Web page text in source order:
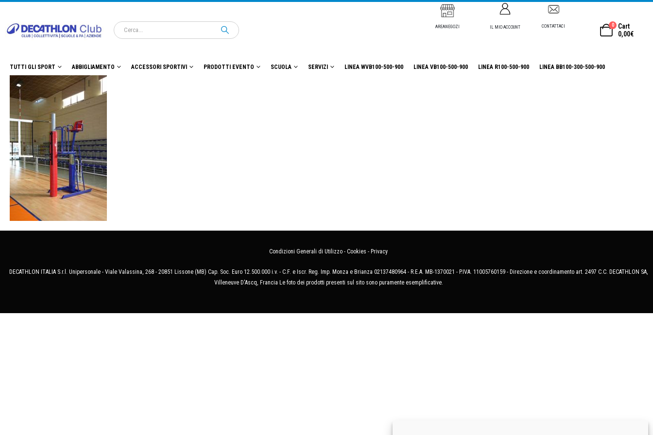
AREANEGOZI IL MIO ACCOUNT CONTATTACI 0
Cart
0,00€
TUTTI GLI SPORT ABBIGLIAMENTO ACCESSORI SPORTIVI PRODOTTI EVENTO SCUOLA SERVIZI LINEA WVB100-500-900 LINEA VB100-500-900 LINEA R100-500-900 LINEA BB100-300-500-900
Condizioni Generali di Utilizzo - Cookies - Privacy
DECATHLON ITALIA S.r.l. Unipersonale - Viale Valassina, 268 - 20851 Lissone (MB) Cap. Soc. Euro 12.500.000 i.v. - C.F. e Iscr. Reg. Imp. Monza e Brianza 02137480964 - R.E.A. MB-1370021 - P.IVA. 11005760159 - Direzione e coordinamento art. 2497 C.C. DECATHLON SA,
Villeneuve D'Ascq, Francia Le foto dei prodotti presenti sul sito sono puramente esemplificative.